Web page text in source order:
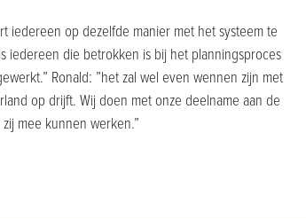
iedereen op dezelfde manier met het systeem te
iedereen die betrokken is bij het planningsproces
Ronald: ”het zal wel even wennen zijn met
op drijft. Wij doen met onze deelname aan de
mee kunnen werken.”